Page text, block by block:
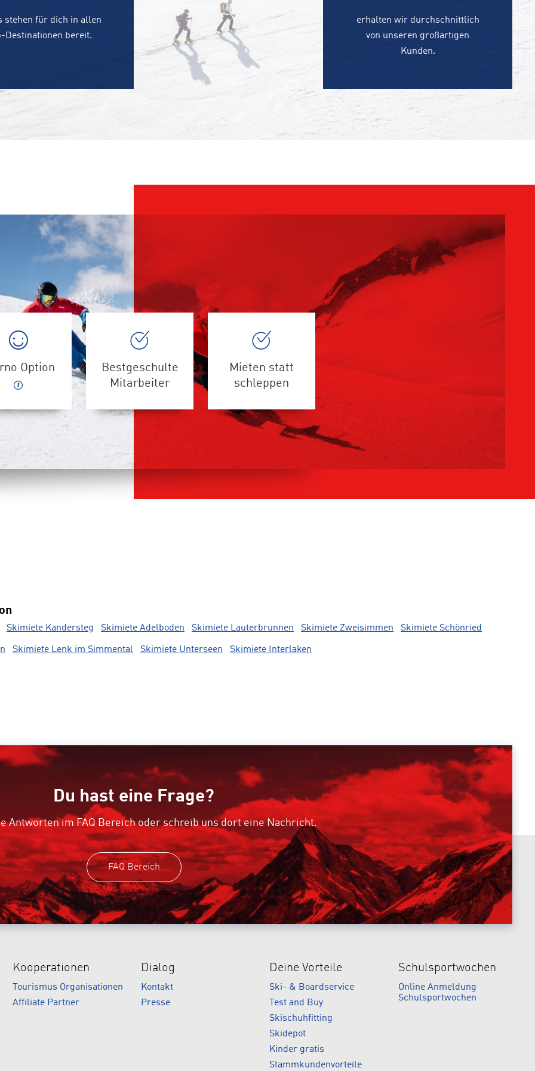
stehen für dich in allen
Destinationen bereit.
erhalten wir durchschnittlich
von unseren großartigen
Kunden.
Option
Bestgeschulte
Mitarbeiter
Mieten statt
schleppen
Skimiete Kandersteg Skimiete Adelboden Skimiete Lauterbrunnen Skimiete Zweisimmen Skimiete Schönried
Skimiete Lenk im Simmental Skimiete Unterseen Skimiete Interlaken
Du hast eine Frage?
Antworten im FAQ Bereich oder schreib uns dort eine Nachricht.
FAQ Bereich
Kooperationen
Tourismus Organisationen
Affiliate Partner
Dialog
Kontakt
Presse
Deine Vorteile
Ski- & Boardservice
Test and Buy
Skischuhfitting
Skidepot
Kinder gratis
Stammkundenvorteile
Schulsportwochen
Online Anmeldung
Schulsportwochen